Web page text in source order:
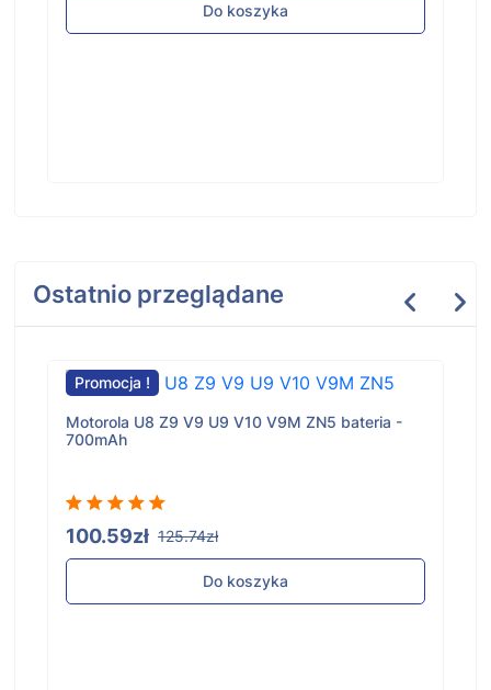
Do koszyka
Ostatnio przeglądane
Promocja !
Motorola U8 Z9 V9 U9 V10 V9M ZN5 bateria -
700mAh
100.59zł 125.74zł
Do koszyka